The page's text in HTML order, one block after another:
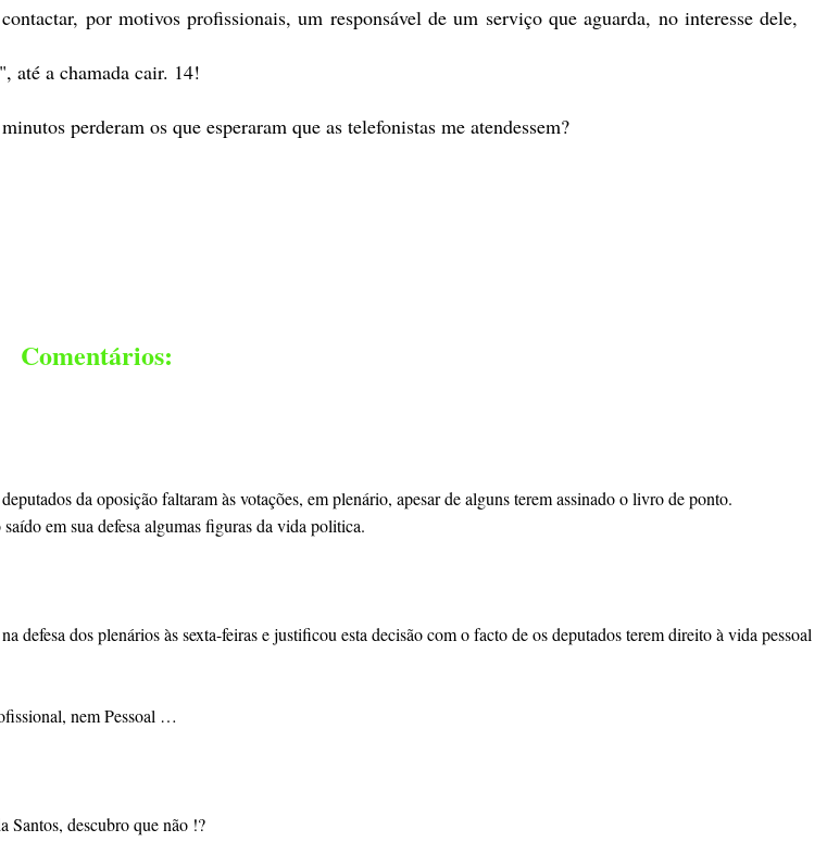
por motivos profissionais, um responsável de um serviço que aguarda, no interesse dele,
até a chamada cair. 14!
perderam os que esperaram que as telefonistas me atendessem?
Comentários:
da oposição faltaram às votações, em plenário, apesar de alguns terem assinado o livro de ponto.
em sua defesa algumas figuras da vida politica.
dos plenários às sexta-feiras e justificou esta decisão com o facto de os deputados terem direito à vida pessoal
nem Pessoal …
Santos, descubro que não !?